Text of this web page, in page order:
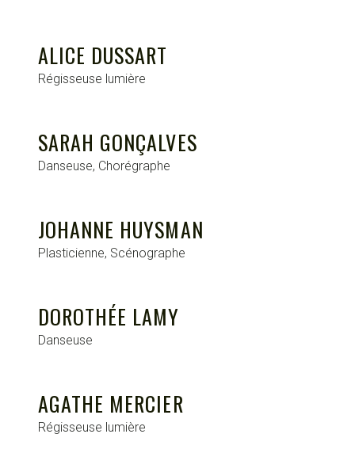
ALICE DUSSART
Régisseuse lumière
SARAH GONÇALVES
Danseuse, Chorégraphe
JOHANNE HUYSMAN
Plasticienne, Scénographe
DOROTHÉE LAMY
Danseuse
AGATHE MERCIER
Régisseuse lumière